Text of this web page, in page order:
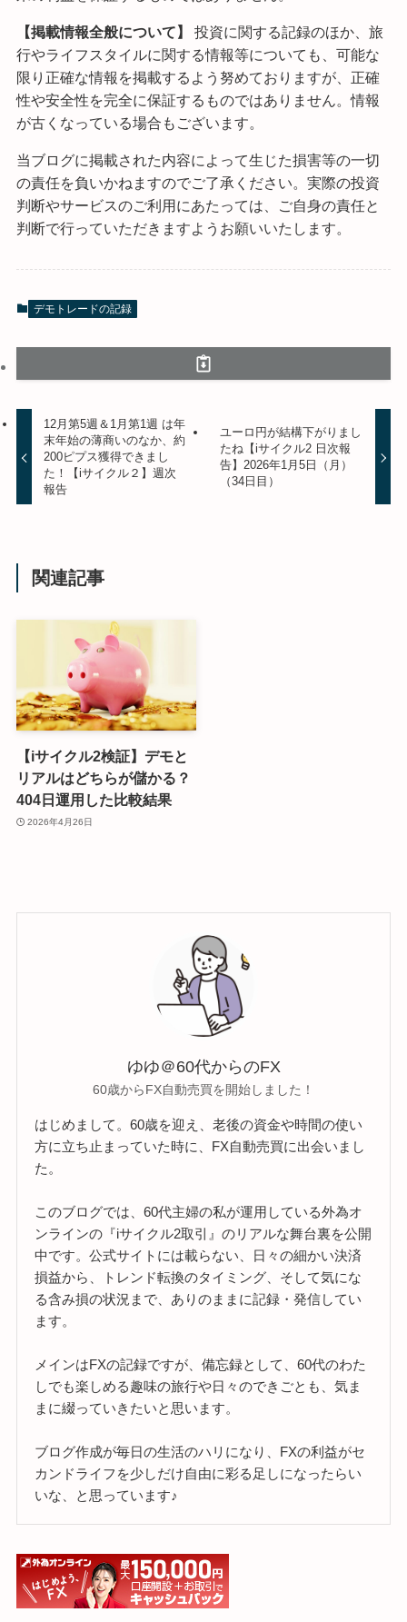
【掲載情報全般について】
投資に関する記録のほか、旅
行やライフスタイルに関する情報等についても、可能な
限り正確な情報を掲載するよう努めておりますが、正確
性や安全性を完全に保証するものではありません。情報
が古くなっている場合もございます。
当ブログに掲載された内容によって生じた損害等の一切
の責任を負いかねますのでご了承ください。実際の投資
判断やサービスのご利用にあたっては、ご自身の責任と
判断で行っていただきますようお願いいたします。
デモトレードの記録
12月第5週＆1月第1週 は年
末年始の薄商いのなか、約
200ピプス獲得できまし
た！【iサイクル２】週次
報告
ユーロ円が結構下がりまし
たね【iサイクル2 日次報
告】2026年1月5日（月）
（34日目）
関連記事
【iサイクル2検証】デモと
リアルはどちらが儲かる？
404日運用した比較結果
2026年4月26日
ゆゆ＠60代からのFX
60歳からFX自動売買を開始しました！
はじめまして。60歳を迎え、老後の資金や時間の使い
方に立ち止まっていた時に、FX自動売買に出会いまし
た。
このブログでは、60代主婦の私が運用している外為オ
ンラインの『iサイクル2取引』のリアルな舞台裏を公開
中です。公式サイトには載らない、日々の細かい決済
損益から、トレンド転換のタイミング、そして気にな
る含み損の状況まで、ありのままに記録・発信してい
ます。
メインはFXの記録ですが、備忘録として、60代のわた
しでも楽しめる趣味の旅行や日々のできごとも、気ま
まに綴っていきたいと思います。
ブログ作成が毎日の生活のハリになり、FXの利益がセ
カンドライフを少しだけ自由に彩る足しになったらい
いな、と思っています♪